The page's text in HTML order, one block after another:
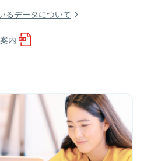
るデータについて
内